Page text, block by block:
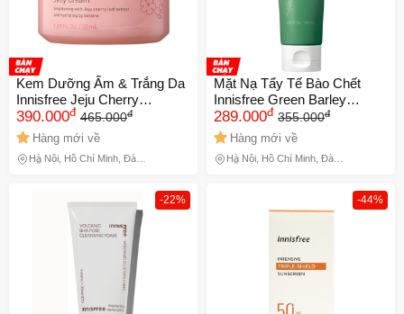
Kem Dưỡng Ẩm & Trắng Da
Innisfree Jeju Cherry
Blossom Jelly Cream 50ml
390.000đ 465.000đ
Hàng mới về
Hà Nội, Hồ Chí Minh, Đà
Mặt Nạ Tẩy Tế Bào Chết
Innisfree Green Barley
Gommage
289.000đ 355.000đ
Hàng mới về
Hà Nội, Hồ Chí Minh, Đà
-22% -44%